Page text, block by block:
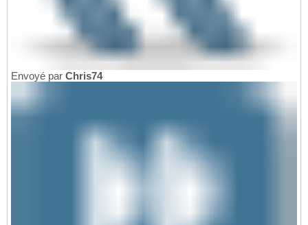
Envoyé par Chris74